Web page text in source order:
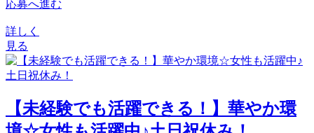
応募へ進む
詳しく
見る
【未経験でも活躍できる！】華やか環